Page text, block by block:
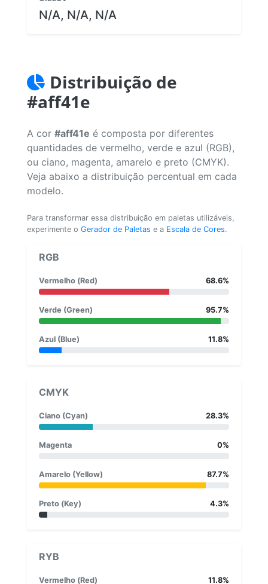
N/A, N/A, N/A
Distribuição de
#aff41e
A cor #aff41e é composta por diferentes
quantidades de vermelho, verde e azul (RGB),
ou ciano, magenta, amarelo e preto (CMYK).
Veja abaixo a distribuição percentual em cada
modelo.
Para transformar essa distribuição em paletas utilizáveis,
experimente o Gerador de Paletas e a Escala de Cores.
RGB
Vermelho (Red) 68.6%
Verde (Green) 95.7%
Azul (Blue) 11.8%
CMYK
Ciano (Cyan) 28.3%
Magenta 0%
Amarelo (Yellow) 87.7%
Preto (Key) 4.3%
RYB
Vermelho (Red) 11.8%